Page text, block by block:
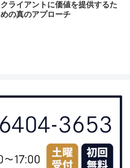
クライアントに価値を提供するた
めの真のアプローチ